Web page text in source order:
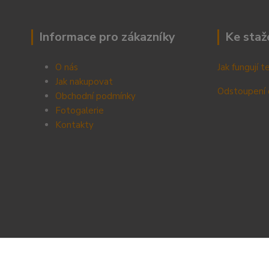
Informace pro zákazníky
O nás
Jak nakupovat
Obchodní podmínky
Fotogalerie
Kontakty
Ke
Jak fungují
Odstoupení